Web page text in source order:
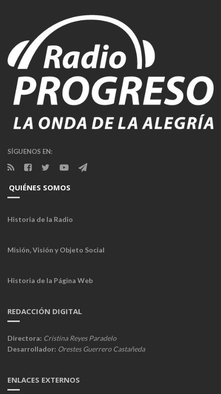
SÍGUENOS EN:
QUIÉNES SOMOS
Historia de la Radio
Misión, Visión y Objeto Social
Historia de la Página Web
REDACCIÓN DIGITAL
Directora: Cristina Reyes Paradelo
Desarrollador: Orestes Guerrero Castañeda
ENLACES EXTERNOS